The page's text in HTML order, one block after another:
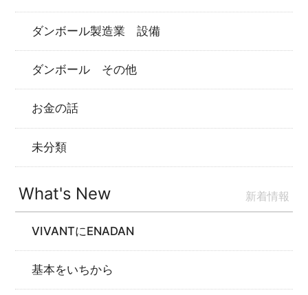
ダンボール製造業 設備
ダンボール その他
お金の話
未分類
What's New 新着情報
VIVANTにENADAN
基本をいちから